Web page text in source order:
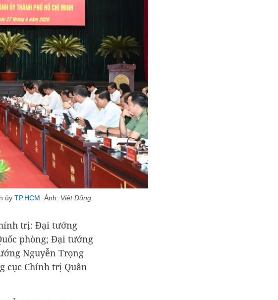
ủy TP.HCM . Ảnh: Việt Dũng.
trị: Đại tướng
phòng; Đại tướng
Nguyễn Trọng
cục Chính trị Quân